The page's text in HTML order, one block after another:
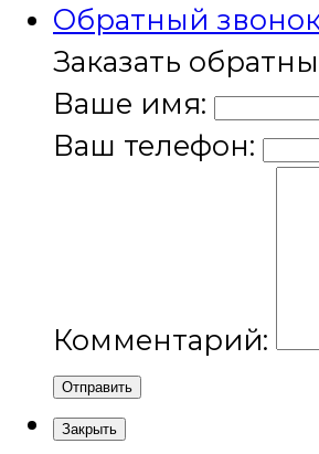
Обратный
Заказать
Ваше имя:
Ваш телефон:
Комментарий:
Отправить
Закрыть